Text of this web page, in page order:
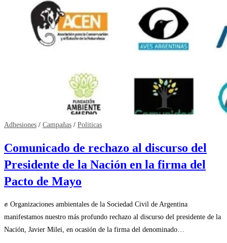
Adhesiones / Campañas / Politicas
Comunicado de rechazo al discurso del
Presidente de la Nación en la firma del
Pacto de Mayo
✊ Organizaciones ambientales de la Sociedad Civil de Argentina
manifestamos nuestro más profundo rechazo al discurso del presidente de la
Nación, Javier Milei, en ocasión de la firma del denominado…